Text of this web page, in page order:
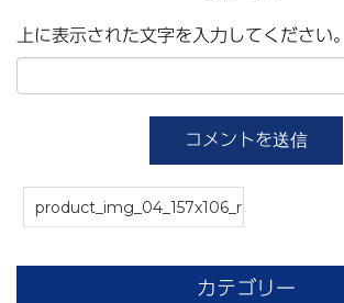
上に表示された文字を入力してください。
product_img_04_157x106_re
カテゴリー